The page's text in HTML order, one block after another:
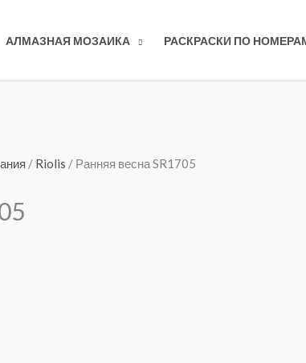
АЛМАЗНАЯ МОЗАИКА РАСКРАСКИ ПО
/ Riolis / Ранняя весна SR1705